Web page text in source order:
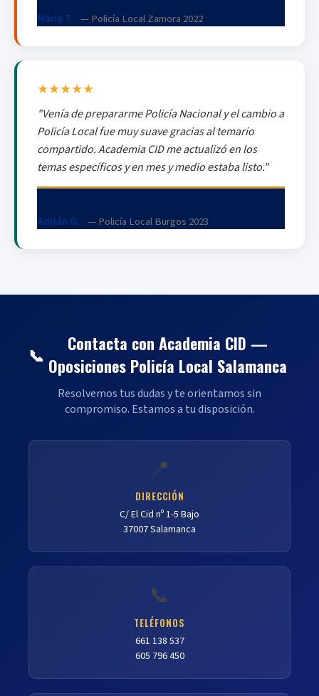
María T. — Policía Local Zamora 2022
★★★★★
"Venía de prepararme Policía Nacional y el cambio a
Policía Local fue muy suave gracias al temario
compartido. Academia CID me actualizó en los
temas específicos y en mes y medio estaba listo."
Adrián G. — Policía Local Burgos 2023
📞
Contacta con Academia CID —
Oposiciones Policía Local Salamanca
Resolvemos tus dudas y te orientamos sin
compromiso. Estamos a tu disposición.
📍
DIRECCIÓN
C/ El Cid nº 1-5 Bajo
37007 Salamanca
📞
TELÉFONOS
661 138 537
605 796 450